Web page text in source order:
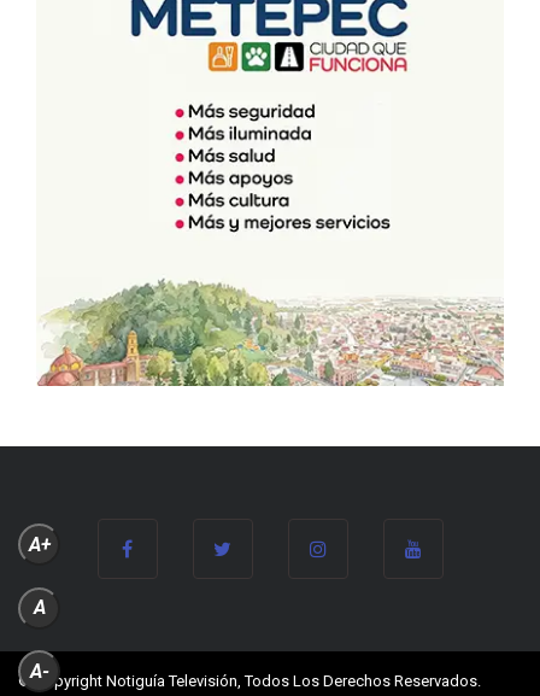
© Copyright Notiguía Televisión, Todos Los Derechos Reservados.
A+
A
A-